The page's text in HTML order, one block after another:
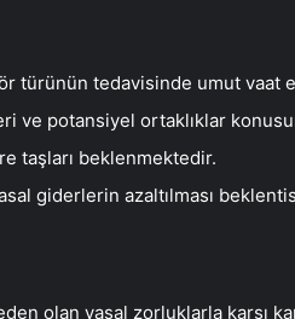
türünün tedavisinde umut vaat
ve potansiyel ortaklıklar
taşları beklenmektedir.
giderlerin azaltılması
olan yasal zorluklarla karşı